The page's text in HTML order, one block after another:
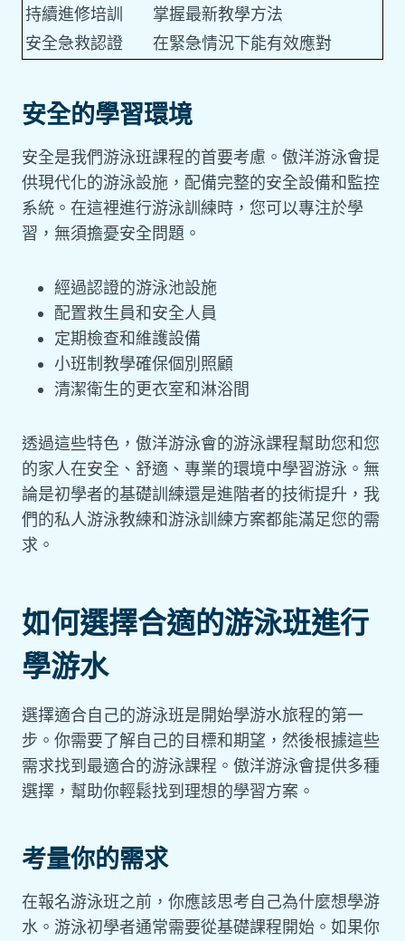
持續進修培訓
掌握最新教學方法
安全急救認證
在緊急情況下能有效應對
安全的學習環境
安全是我們游泳班課程的首要考慮。傲洋游泳會提
供現代化的游泳設施，配備完整的安全設備和監控
系統。在這裡進行游泳訓練時，您可以專注於學
習，無須擔憂安全問題。
經過認證的游泳池設施
配置救生員和安全人員
定期檢查和維護設備
小班制教學確保個別照顧
清潔衛生的更衣室和淋浴間
透過這些特色，傲洋游泳會的游泳課程幫助您和您
的家人在安全、舒適、專業的環境中學習游泳。無
論是初學者的基礎訓練還是進階者的技術提升，我
們的私人游泳教練和游泳訓練方案都能滿足您的需
求。
如何選擇合適的游泳班進行
學游水
選擇適合自己的游泳班是開始學游水旅程的第一
步。你需要了解自己的目標和期望，然後根據這些
需求找到最適合的游泳課程。傲洋游泳會提供多種
選擇，幫助你輕鬆找到理想的學習方案。
考量你的需求
在報名游泳班之前，你應該思考自己為什麼想學游
水。游泳初學者通常需要從基礎課程開始。如果你